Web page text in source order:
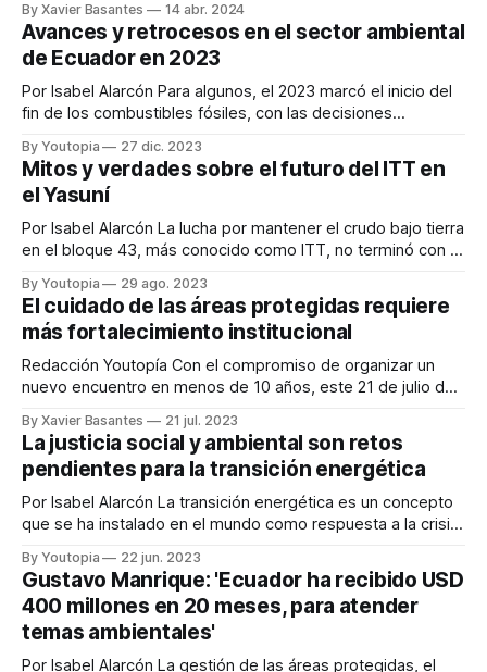
El desarrollo de la bioeconomía en el país trae
oportunidades desde la óptica de seis dimensiones:
productiva, tecnológica, económica, legal, política y
ambiental.
By Xavier Basantes 14 abr. 2024
Avances y retrocesos en el sector ambiental
de Ecuador en 2023
Por Isabel Alarcón Para algunos, el 2023 marcó el inicio del
fin de los combustibles fósiles, con las decisiones
Cambio Climático (COP28). Para otros, este evento
demostró una vez más la poca voluntad política que existe
en torno a la conservación
By Youtopia 27 dic. 2023
Mitos y verdades sobre el futuro del ITT en
el Yasuní
Por Isabel Alarcón La lucha por mantener el crudo bajo tierra
en el bloque 43, más conocido como ITT, no terminó con la
el conteo de votos, y ganó el ´Sí` con el 58,95%, empieza
un nuevo capítulo para el
By Youtopia 29 ago. 2023
El cuidado de las áreas protegidas requiere
más fortalecimiento institucional
Redacción Youtopía Con el compromiso de organizar un
nuevo encuentro en menos de 10 años, este 21 de julio de
Ese ofrecimiento lo hizo la viceministra de Ambiente, Ana
Gabriela Manosalvas, ante un auditorio copado en su
mayoría por guardaparques de
By Xavier Basantes 21 jul. 2023
La justicia social y ambiental son retos
pendientes para la transición energética
Por Isabel Alarcón La transición energética es un concepto
que se ha instalado en el mundo como respuesta a la crisis
diésel, para ir hacia energías más limpias, es una de las
prácticas con las que se busca detener el cambio
By Youtopia 22 jun. 2023
Gustavo Manrique: 'Ecuador ha recibido USD
400 millones en 20 meses, para atender
temas ambientales'
Por Isabel Alarcón La gestión de las áreas protegidas, el